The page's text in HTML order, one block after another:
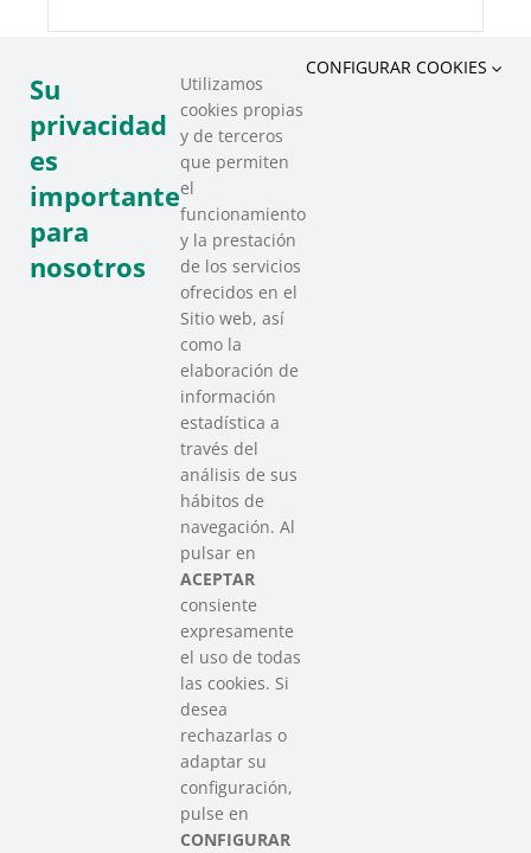
COMPARTIR ESTE EVENTO
SAREEN SAREA
Asociación que agrupa a las redes
del Tercer Sector Social en Euskadi
Contacto
info@sareensarea.eu
Iparraguirre, 9 lonja – 48009 Bilbao
946 569 230
Colabora
Su
privacidad
es
importante
para
nosotros
Utilizamos
cookies propias
y de terceros
que permiten
el
funcionamiento
y la prestación
de los servicios
ofrecidos en el
Sitio web, así
como la
elaboración de
información
estadística a
través del
análisis de sus
hábitos de
navegación. Al
pulsar en
ACEPTAR
consiente
expresamente
el uso de todas
las cookies. Si
desea
rechazarlas o
adaptar su
configuración,
pulse en
CONFIGURAR
CONFIGURAR COOKIES